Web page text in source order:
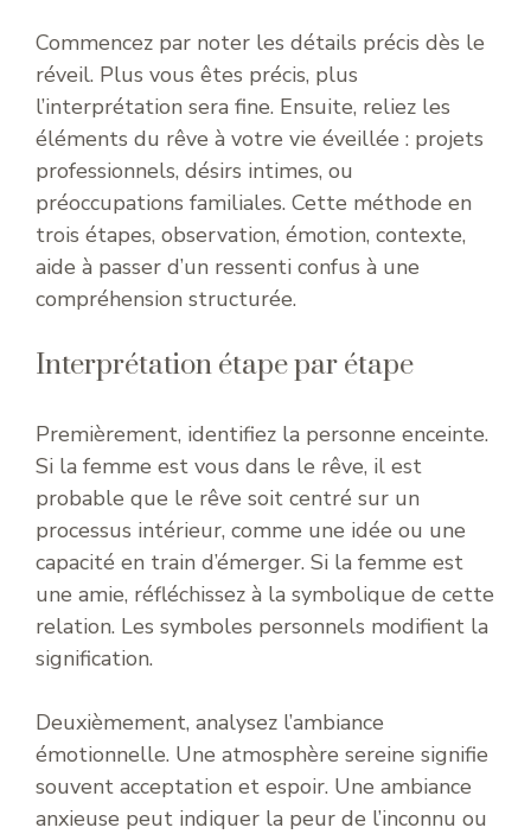
Commencez par noter les détails précis dès le
réveil. Plus vous êtes précis, plus
l’interprétation sera fine. Ensuite, reliez les
éléments du rêve à votre vie éveillée : projets
professionnels, désirs intimes, ou
préoccupations familiales. Cette méthode en
trois étapes, observation, émotion, contexte,
aide à passer d’un ressenti confus à une
compréhension structurée.
Interprétation étape par étape
Premièrement, identifiez la personne enceinte.
Si la femme est vous dans le rêve, il est
probable que le rêve soit centré sur un
processus intérieur, comme une idée ou une
capacité en train d’émerger. Si la femme est
une amie, réfléchissez à la symbolique de cette
relation. Les symboles personnels modifient la
signification.
Deuxièmement, analysez l’ambiance
émotionnelle. Une atmosphère sereine signifie
souvent acceptation et espoir. Une ambiance
anxieuse peut indiquer la peur de l’inconnu ou